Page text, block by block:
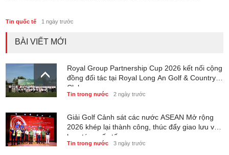
Tin quốc tế 1 ngày trước
BÀI VIẾT MỚI
Royal Group Partnership Cup 2026 kết nối cộng
đồng đối tác tại Royal Long An Golf & Country
Club
Tin trong nước 2 ngày trước
Giải Golf Cảnh sát các nước ASEAN Mở rộng
2026 khép lại thành công, thúc đẩy giao lưu và
hợp tác quốc tế
Tin trong nước 3 ngày trước